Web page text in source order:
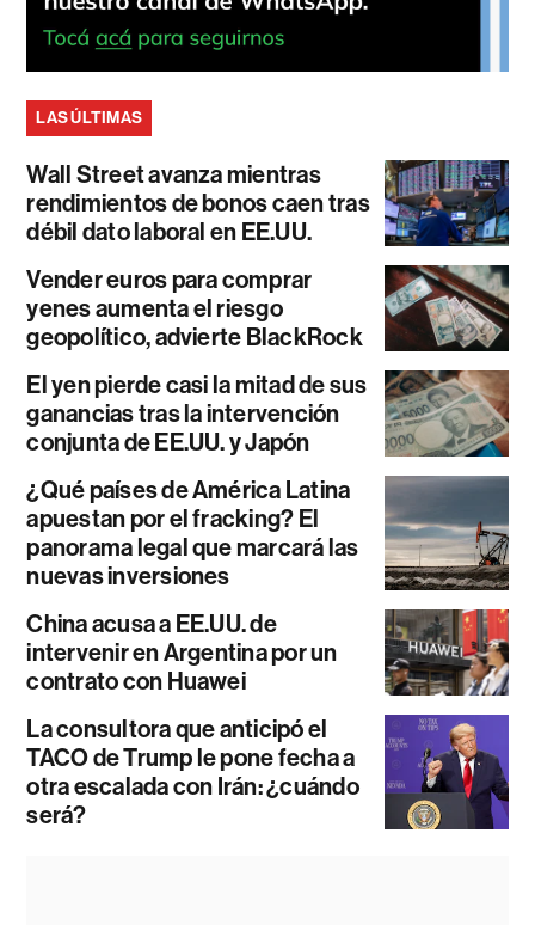
LAS ÚLTIMAS
Wall Street avanza mientras
rendimientos de bonos caen tras
débil dato laboral en EE.UU.
Vender euros para comprar
yenes aumenta el riesgo
geopolítico, advierte BlackRock
El yen pierde casi la mitad de sus
ganancias tras la intervención
conjunta de EE.UU. y Japón
¿Qué países de América Latina
apuestan por el fracking? El
panorama legal que marcará las
nuevas inversiones
China acusa a EE.UU. de
intervenir en Argentina por un
contrato con Huawei
La consultora que anticipó el
TACO de Trump le pone fecha a
otra escalada con Irán: ¿cuándo
será?